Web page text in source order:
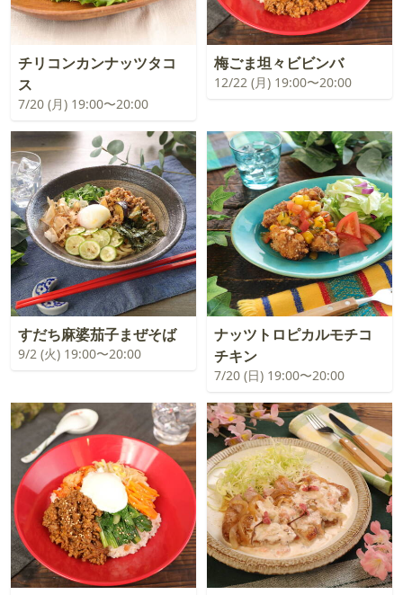
チリコンカンナッツタコ
ス
7/20 (月) 19:00〜20:00
梅ごま坦々ビビンバ
12/22 (月) 19:00〜20:00
すだち麻婆茄子まぜそば
9/2 (火) 19:00〜20:00
ナッツトロピカルモチコ
チキン
7/20 (日) 19:00〜20:00